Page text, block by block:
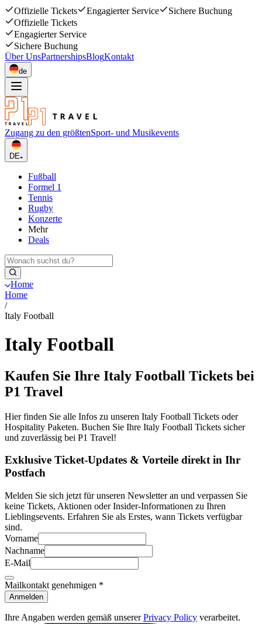
Offizielle Tickets Engagierter Service
Sichere Buchung
Offizielle Tickets
Engagierter Service
Sichere Buchung
Über UnsPartnershipsBlogKontakt
de
Zugang zu den größtenSport- und Musikevents
DE
Fußball
Formel 1
Tennis
Rugby
Konzerte
Mehr
Deals
Home
Home
/
Italy Football
Italy Football
Kaufen Sie Ihre Italy Football Tickets bei
P1 Travel
Hier finden Sie alle Infos zu unseren Italy Football Tickets oder
Hospitality Paketen. Buchen Sie Ihre Italy Football Tickets sicher
und zuverlässig bei P1 Travel!
Exklusive Ticket-Updates & Vorteile direkt in Ihr
Postfach
Melden Sie sich jetzt für unseren Newsletter an und verpassen Sie
keine Tickets, Aktionen oder Insider-Informationen zu Ihren
Lieblingsevents. Erfahren Sie als Erstes, wann Tickets verfügbar
sind.
Vorname
Nachname
E-Mail
Mailkontakt genehmigen *
Anmelden
Ihre Angaben werden gemäß unsererPrivacy Policy verarbeitet.